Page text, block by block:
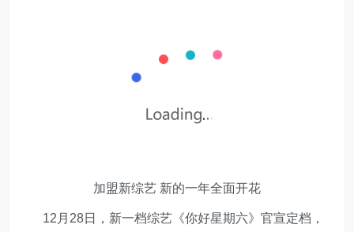
加盟新综艺 新的一年全面开花
12月28日，新一档综艺《你好星期六》官宣定档，